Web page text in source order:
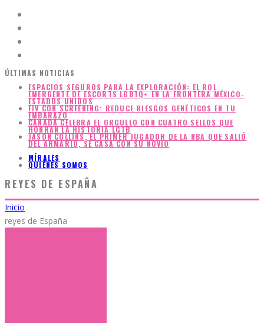
ÚLTIMAS NOTICIAS
ESPACIOS SEGUROS PARA LA EXPLORACIÓN: EL ROL
EMERGENTE DE ESCORTS LGBTQ+ EN LA FRONTERA MÉXICO-
ESTADOS UNIDOS
FIV CON SCREENING: REDUCE RIESGOS GENÉTICOS EN TU
EMBARAZO
CANADÁ CELEBRA EL ORGULLO CON CUATRO SELLOS QUE
HONRAN LA HISTORIA LGTB
JASON COLLINS, EL PRIMER JUGADOR DE LA NBA QUE SALIÓ
DEL ARMARIO, SE CASA CON SU NOVIO
MÍRALES
QUIÉNES SOMOS
REYES DE ESPAÑA
Inicio
reyes de España